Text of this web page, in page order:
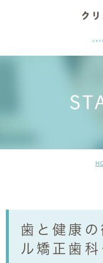
歯と健康
ル矯正歯科